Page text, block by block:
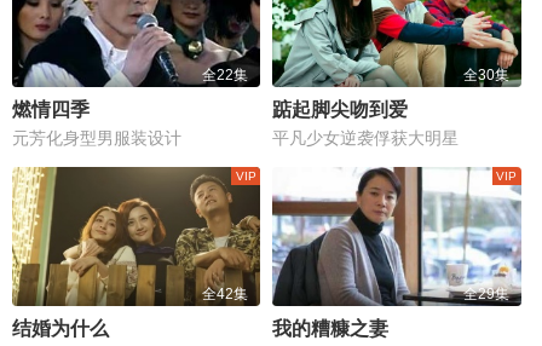
全22集
燃情四季
元芳化身型男服装设计
全30集
踮起脚尖吻到爱
平凡少女逆袭俘获大明星
全42集
结婚为什么
全29集
我的糟糠之妻